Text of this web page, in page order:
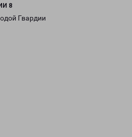
8
Гвардии